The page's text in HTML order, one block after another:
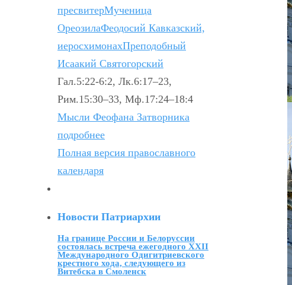
пресвитерМученица
ОреозилаФеодосий Кавказский,
иеросхимонахПреподобный
Исаакий Святогорский
Гал.5:22-6:2, Лк.6:17–23,
Рим.15:30–33, Мф.17:24–18:4
Мысли Феофана Затворника
подробнее
Полная версия православного
календаря
Новости Патриархии
На границе России и Белоруссии
состоялась встреча ежегодного XXII
Международного Одигитриевского
крестного хода, следующего из
Витебска в Смоленск